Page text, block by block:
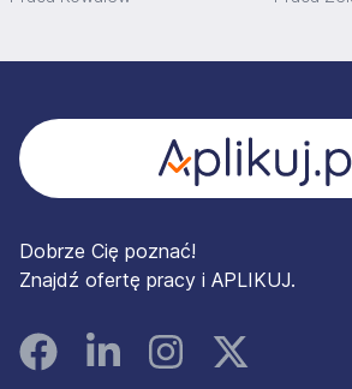
Dobrze Cię poznać!
Znajdź ofertę pracy i APLIKUJ.
FacebookLinked InInstagramInstagram